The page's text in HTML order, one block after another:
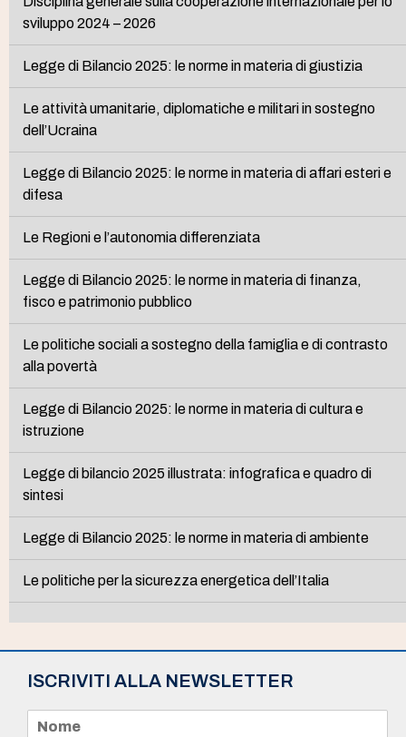
sviluppo 2024 – 2026
Legge di Bilancio 2025: le norme in materia di giustizia
Le attività umanitarie, diplomatiche e militari in sostegno
dell’Ucraina
Legge di Bilancio 2025: le norme in materia di affari esteri e
difesa
Le Regioni e l’autonomia differenziata
Legge di Bilancio 2025: le norme in materia di finanza,
fisco e patrimonio pubblico
Le politiche sociali a sostegno della famiglia e di contrasto
alla povertà
Legge di Bilancio 2025: le norme in materia di cultura e
istruzione
Legge di bilancio 2025 illustrata: infografica e quadro di
sintesi
Legge di Bilancio 2025: le norme in materia di ambiente
Le politiche per la sicurezza energetica dell’Italia
ISCRIVITI ALLA NEWSLETTER